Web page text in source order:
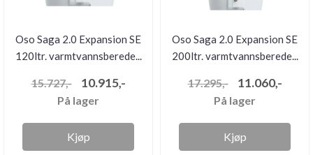
Oso Saga 2.0 Expansion SE
120ltr. varmtvannsberede...
15.727,- 10.915,-
På lager
Kjøp
Oso Saga 2.0 Expansion SE
200ltr. varmtvannsberede...
17.295,- 11.060,-
På lager
Kjøp